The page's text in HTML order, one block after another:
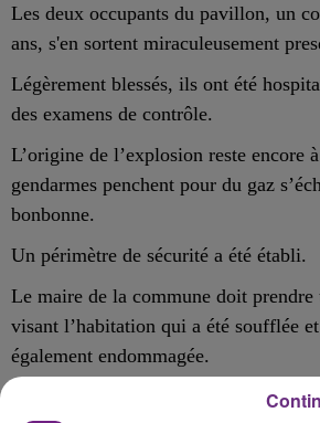
Les deux occupants du pavillon, un
ans, s'en sortent miraculeusement
Légèrement blessés, ils ont été
des examens de contrôle.
L’origine de l’explosion reste encore
gendarmes penchent pour du gaz
bonbonne.
Un périmètre de sécurité a été établi.
Le maire de la commune doit prendre
visant l’habitation qui a été soufflée
également endommagée.